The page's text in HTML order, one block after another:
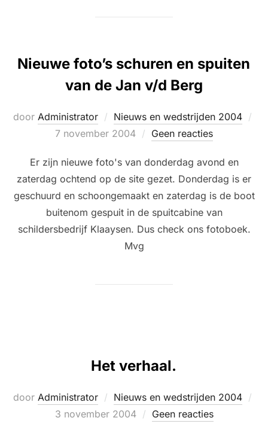
Nieuwe foto’s schuren en spuiten
van de Jan v/d Berg
door Administrator Nieuws en wedstrijden 2004
7 november 2004 Geen reacties
Er zijn nieuwe foto's van donderdag avond en
zaterdag ochtend op de site gezet. Donderdag is er
geschuurd en schoongemaakt en zaterdag is de boot
buitenom gespuit in de spuitcabine van
schildersbedrijf Klaaysen. Dus check ons fotoboek.
Mvg
Het verhaal.
door Administrator Nieuws en wedstrijden 2004
3 november 2004 Geen reacties